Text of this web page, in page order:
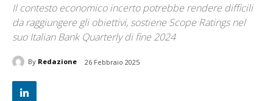
Il contesto economico incerto potrebbe rendere difficili
da raggiungere gli obiettivi, sostiene Scope Ratings nel
suo Italian Bank Quarterly di fine 2024
By Redazione 26 Febbraio 2025